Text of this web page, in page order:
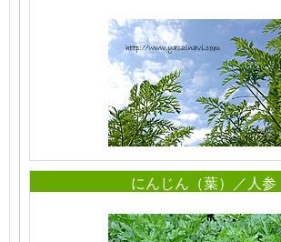
にんじん（葉）／人参